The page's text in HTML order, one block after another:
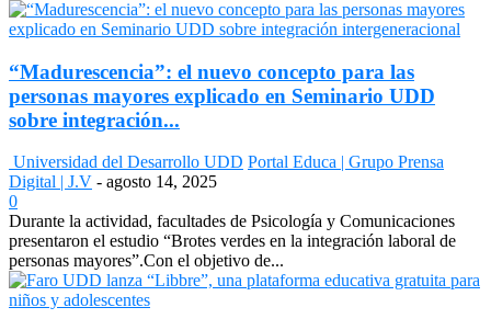
“Madurescencia”: el nuevo concepto para las
personas mayores explicado en Seminario UDD
sobre integración...
Universidad del Desarrollo UDD Portal Educa | Grupo Prensa
Digital | J.V - agosto 14, 2025
0
Durante la actividad, facultades de Psicología y Comunicaciones
presentaron el estudio “Brotes verdes en la integración laboral de
personas mayores”.Con el objetivo de...